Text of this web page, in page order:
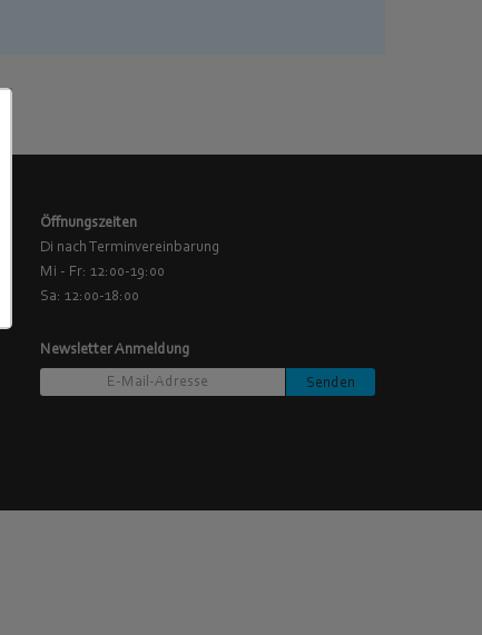
Öffnungszeiten
Di nach Terminvereinbarung
Mi - Fr: 12:00-19:00
Sa: 12:00-18:00
Newsletter Anmeldung